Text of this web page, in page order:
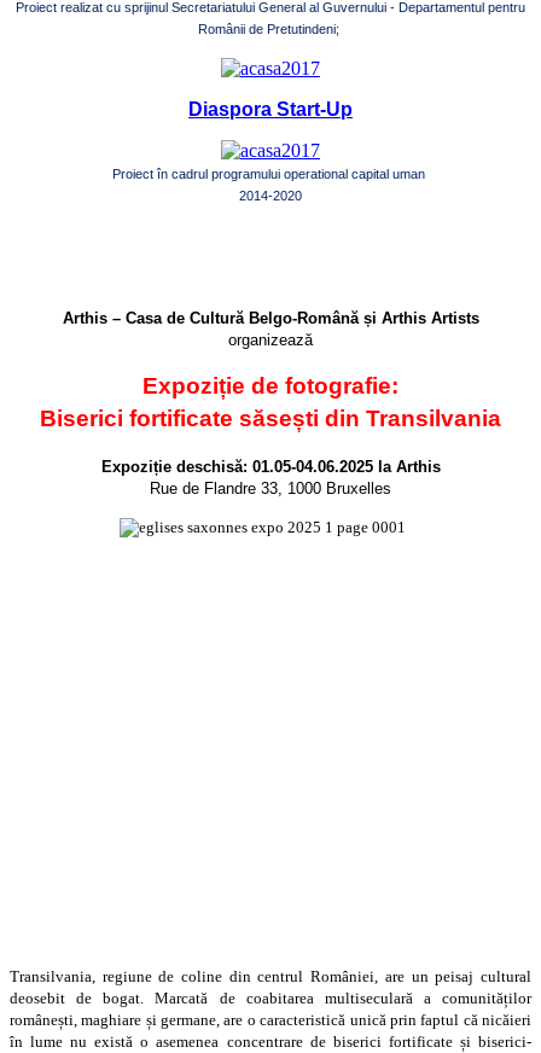
Proiect realizat cu sprijinul Secretariatului General al Guvernului - Departamentul pentru
Românii de Pretutindeni;
Diaspora Start-Up
Proiect în cadrul programului operational capital uman
2014-2020
Arthis – Casa de Cultură Belgo-Română și Arthis Artists
organizează
Expoziție de fotografie:
Biserici fortificate săsești din Transilvania
Expoziție deschisă: 01.05-04.06.2025 la Arthis
Rue de Flandre 33, 1000 Bruxelles
Transilvania, regiune de coline din centrul României, are un peisaj cultural
deosebit de bogat. Marcată de coabitarea multiseculară a comunităților
românești, maghiare și germane, are o caracteristică unică prin faptul că nicăieri
în lume nu există o asemenea concentrare de biserici fortificate și biserici-